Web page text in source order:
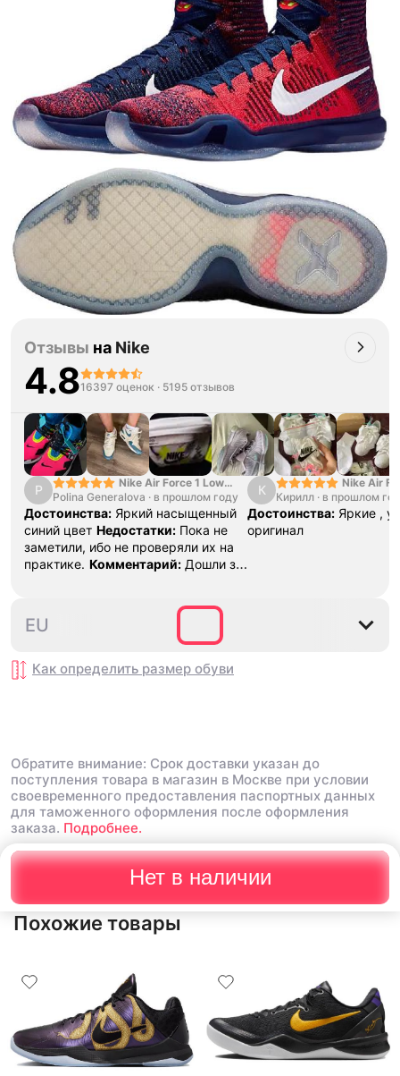
Нет в наличии
Отзывы на Nike
4.816397 оценок · 5195 отзывов
P
Nike Air Force 1 Low
College Pack White
Blue
Polina Generalova · в прошлом году
Достоинства: Яркий насыщенный
синий цвет Недостатки: Пока не
заметили, ибо не проверяли их на
практике. Комментарий: Дошли за
К
Nike Air
Yellow
Кирилл · в прошлом
Достоинства: Яркие ,
оригинал
EU
Как определить размер обуви
Обратите внимание: Срок доставки указан до
поступления товара в магазин в Москве при условии
своевременного предоставления паспортных данных
для таможенного оформления после оформления
заказа. Подробнее.
Похожие товары